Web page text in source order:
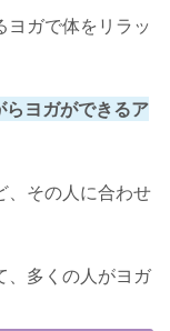
ガで体をリラッ
らヨガができるア
、その人に合わせ
、多くの人がヨガ